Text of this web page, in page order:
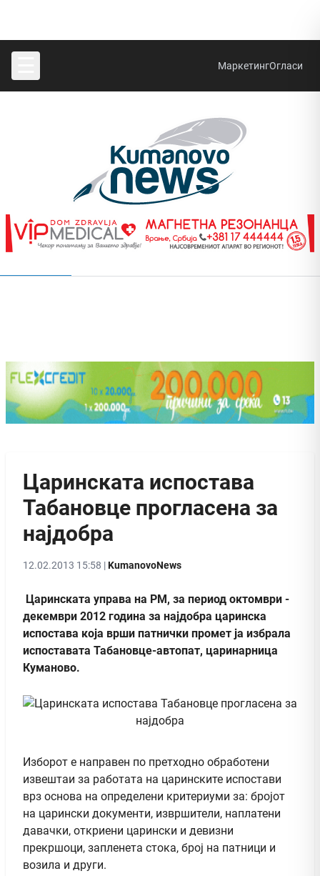
МаркетингОгласи
Царинската испостава
Табановце прогласена за
најдобра
12.02.2013 15:58 |KumanovoNews
Царинската управа на РМ, за период октомври -
декември 2012 година за најдобра царинска
испостава која врши патнички промет ја избрала
испоставата Табановце-автопат, царинарница
Куманово.
Изборот е направен по претходно обработени
извештаи за работата на царинските испостави
врз основа на определени критериуми за: бројот
на царински документи, извршители, наплатени
давачки, откриени царински и девизни
прекршоци, запленета стока, број на патници и
возила и други.